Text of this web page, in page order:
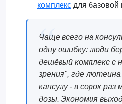
комплексдля базовой
Чаще всего на
одну ошибку: люди
дешёвый комплекс с
зрения", где лютеина
капсулу - в сорок раз
дозы. Экономия